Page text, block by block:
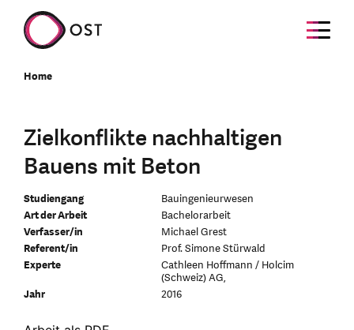
Home
Zielkonflikte nachhaltigen
Bauens mit Beton
Studiengang
Bauingenieurwesen
Art der Arbeit
Bachelorarbeit
Verfasser/in
Michael Grest
Referent/in
Prof. Simone Stürwald
Experte
Cathleen Hoffmann / Holcim
(Schweiz) AG,
Jahr
2016